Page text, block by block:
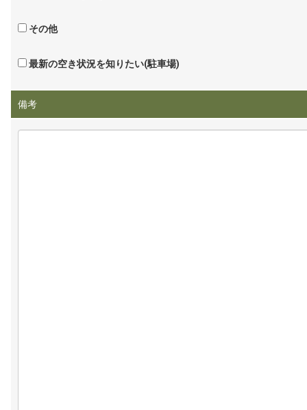
その他
最新の空き状況を知りたい(駐車場)
備考